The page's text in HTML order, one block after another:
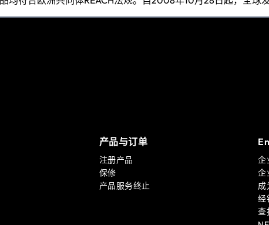
产品与订单
注册产品
保修
产品服务终止
企
企
成
经
查